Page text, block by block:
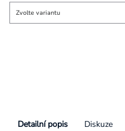
Detailní popis Diskuze